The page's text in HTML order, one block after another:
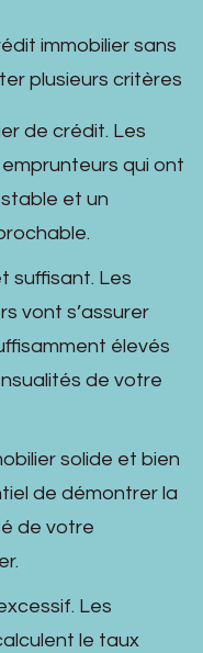
immobilier sans
plusieurs critères
de crédit. Les
qui ont
et un
suffisant. Les
vont s’assurer
élevés
de votre
solide et bien
de démontrer la
de votre
Les
le taux